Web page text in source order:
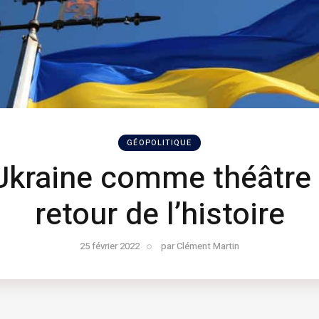
GÉOPOLITIQUE
comme
retour de l’histoire
25 février 2022 parClément Martin